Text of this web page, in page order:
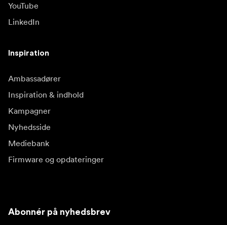
YouTube
LinkedIn
Inspiration
Ambassadører
Inspiration & indhold
Kampagner
Nyhedsside
Mediebank
Firmware og opdateringer
Abonnér på nyhedsbrev